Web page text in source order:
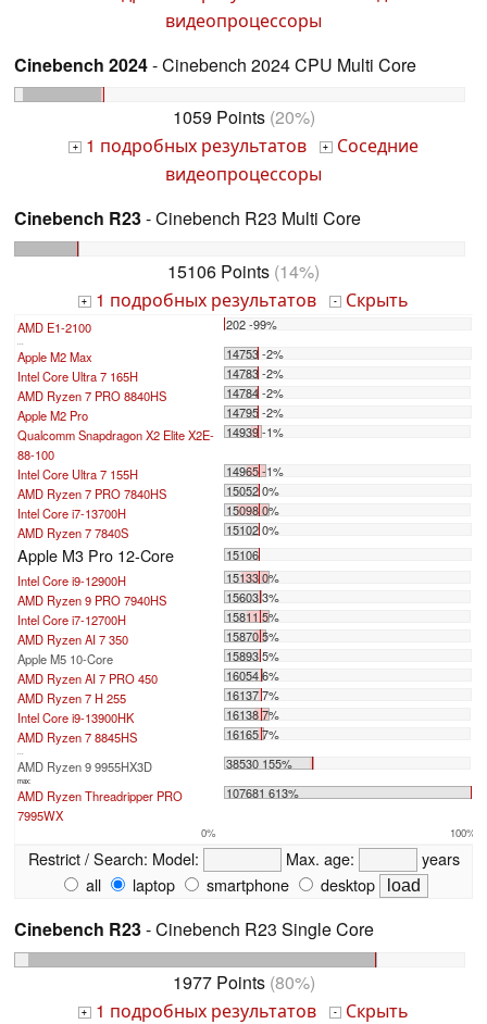
видеопроцессоры
Cinebench 2024- Cinebench 2024 CPU Multi Core
1059 Points(20%)
+ 1 подробных результатов + Соседние
видеопроцессоры
Cinebench R23- Cinebench R23 Multi Core
15106 Points (14%)
+ 1 подробных результатов - Скрыть
AMD E1-2100 202 -99%
...
Apple M2 Max
14753 -2%
Intel Core Ultra 7 165H
14783 -2%
AMD Ryzen 7 PRO 8840HS
14784 -2%
Apple M2 Pro
14795 -2%
Qualcomm Snapdragon X2 Elite X2E-
88-100
14939 -1%
Intel Core Ultra 7 155H
14965 -1%
AMD Ryzen 7 PRO 7840HS
15052 0%
Intel Core i7-13700H
15098 0%
AMD Ryzen 7 7840S
15102 0%
Apple M3 Pro 12-Core
15106
Intel Core i9-12900H
15133 0%
AMD Ryzen 9 PRO 7940HS
15603 3%
Intel Core i7-12700H
15811 5%
AMD Ryzen AI 7 350
15870 5%
Apple M5 10-Core
15893 5%
AMD Ryzen AI 7 PRO 450
16054 6%
AMD Ryzen 7 H 255
16137 7%
Intel Core i9-13900HK
16138 7%
AMD Ryzen 7 8845HS
16165 7%
...
AMD Ryzen 9 9955HX3D 38530 155%
max:
AMD Ryzen Threadripper PRO
7995WX
107681 613%
0% 100%
Restrict / Search: Model: Max. age:
years
all
laptop smartphone desktop
Cinebench R23- Cinebench R23 Single Core
1977 Points(80%)
+ 1 подробных результатов - Скрыть